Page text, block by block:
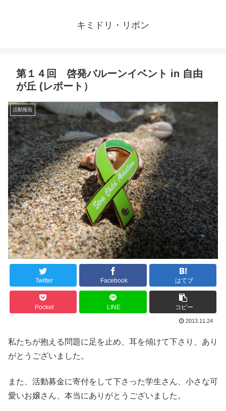
キミドリ・リボン
第１４回 啓発バルーンイベント in 自由
が丘 (レポート）
活動報告
Twitter Facebook はてブ
Pocket LINE コピー
2013.11.24
私たちが抱える問題に足を止め、耳を傾けて下さり、あり
がとうございました。
また、活動募金に寄付をして下さった学生さん、小さな可
愛いお嬢さん、本当にありがとうございました。